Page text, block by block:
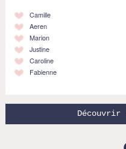
Camille
Aeren
Marion
Justine
Caroline
Fabienne